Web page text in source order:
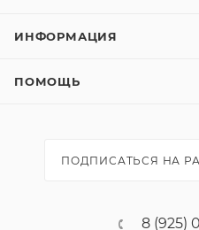
ИНФОРМАЦИЯ
ПОМОЩЬ
ПОДПИСАТЬСЯ НА
8 (925)